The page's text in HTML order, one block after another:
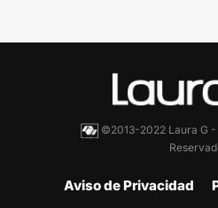
©2013-2022 Laura G -
Aviso de Privacidad